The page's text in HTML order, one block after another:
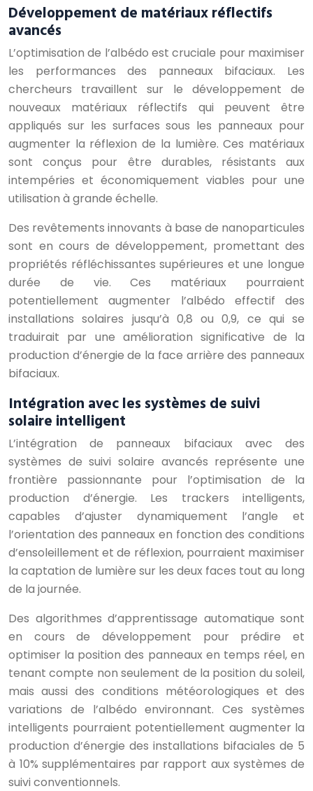
Développement de matériaux réflectifs
avancés
L’optimisation de l’albédo est cruciale pour maximiser
les performances des panneaux bifaciaux. Les
chercheurs travaillent sur le développement de
nouveaux matériaux réflectifs qui peuvent être
appliqués sur les surfaces sous les panneaux pour
augmenter la réflexion de la lumière. Ces matériaux
sont conçus pour être durables, résistants aux
intempéries et économiquement viables pour une
utilisation à grande échelle.
Des revêtements innovants à base de nanoparticules
sont en cours de développement, promettant des
propriétés réfléchissantes supérieures et une longue
durée de vie. Ces matériaux pourraient
potentiellement augmenter l’albédo effectif des
installations solaires jusqu’à 0,8 ou 0,9, ce qui se
traduirait par une amélioration significative de la
production d’énergie de la face arrière des panneaux
bifaciaux.
Intégration avec les systèmes de suivi
solaire intelligent
L’intégration de panneaux bifaciaux avec des
systèmes de suivi solaire avancés représente une
frontière passionnante pour l’optimisation de la
production d’énergie. Les trackers intelligents,
capables d’ajuster dynamiquement l’angle et
l’orientation des panneaux en fonction des conditions
d’ensoleillement et de réflexion, pourraient maximiser
la captation de lumière sur les deux faces tout au long
de la journée.
Des algorithmes d’apprentissage automatique sont
en cours de développement pour prédire et
optimiser la position des panneaux en temps réel, en
tenant compte non seulement de la position du soleil,
mais aussi des conditions météorologiques et des
variations de l’albédo environnant. Ces systèmes
intelligents pourraient potentiellement augmenter la
production d’énergie des installations bifaciales de 5
à 10% supplémentaires par rapport aux systèmes de
suivi conventionnels.